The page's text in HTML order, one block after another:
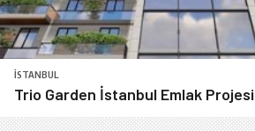
İSTANBUL
Trio Garden İstanbul Emlak Projesi